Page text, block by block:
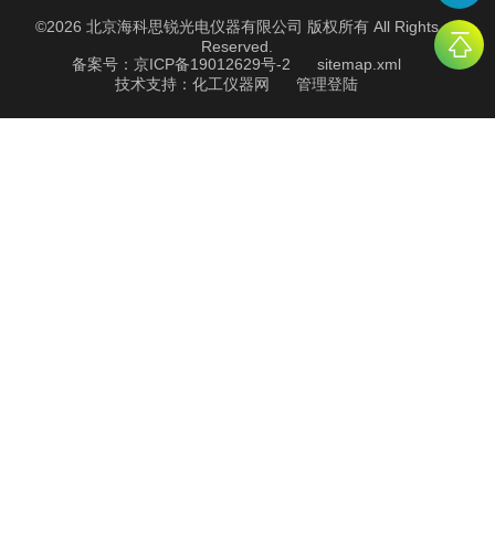
©2026 北京海科思锐光电仪器有限公司 版权所有 All Rights
Reserved.
备案号：京ICP备19012629号-2
sitemap.xml
技术支持： 化工仪器网 管理登陆